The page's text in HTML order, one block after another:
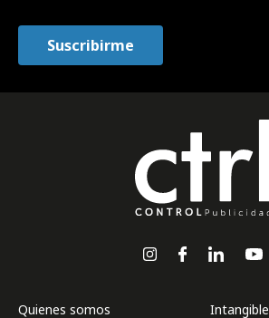
Quienes somos